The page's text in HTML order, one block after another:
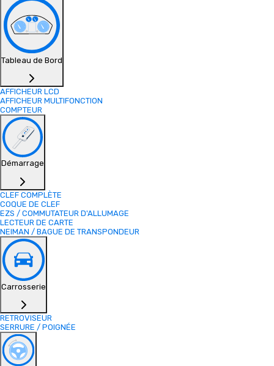
Tableau de Bord
AFFICHEUR LCD
AFFICHEUR MULTIFONCTION
COMPTEUR
Démarrage
CLEF COMPLÈTE
COQUE DE CLEF
EZS / COMMUTATEUR D'ALLUMAGE
LECTEUR DE CARTE
NEIMAN / BAGUE DE TRANSPONDEUR
Carrosserie
RETROVISEUR
SERRURE / POIGNÉE